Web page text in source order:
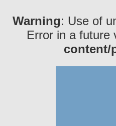
Warning: Use of
Error in a future
content/